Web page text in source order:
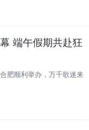
端午假期共赴狂
肥顺利举办，万千歌迷来